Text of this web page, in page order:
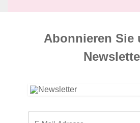
Abonnieren Sie